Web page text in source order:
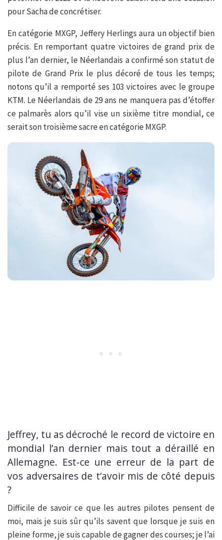
pour Sacha de concrétiser.
En catégorie MXGP, Jeffery Herlings aura un objectif bien
précis. En remportant quatre victoires de grand prix de
plus l’an dernier, le Néerlandais a confirmé son statut de
pilote de Grand Prix le plus décoré de tous les temps;
notons qu’il a remporté ses 103 victoires avec le groupe
KTM. Le Néerlandais de 29 ans ne manquera pas d’étoffer
ce palmarès alors qu’il vise un sixième titre mondial, ce
serait son troisième sacre en catégorie MXGP.
Jeffrey, tu as décroché le record de victoire en
mondial l’an dernier mais tout a déraillé en
Allemagne. Est-ce une erreur de la part de
vos adversaires de t’avoir mis de côté depuis
?
Difficile de savoir ce que les autres pilotes pensent de
moi, mais je suis sûr qu’ils savent que lorsque je suis en
pleine forme, je suis capable de gagner des courses; je l’ai